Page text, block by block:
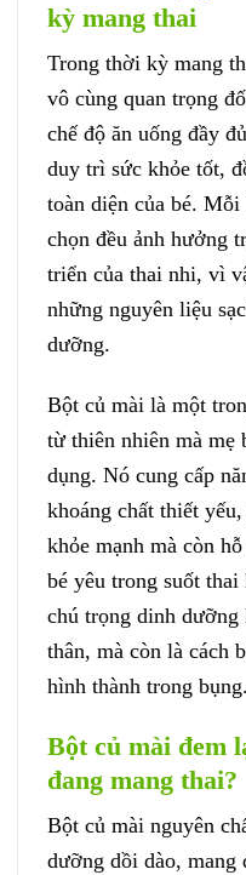
kỳ mang thai
Trong thời kỳ mang
vô cùng quan trọng
chế độ ăn uống đầy
duy trì sức khỏe tốt,
toàn diện của bé.
chọn đều ảnh hưởng
triển của thai nhi, vì
những nguyên liệu
dưỡng.
Bột củ mài là một
từ thiên nhiên mà mẹ
dụng. Nó cung cấp
khoáng chất thiết
khỏe mạnh mà còn
bé yêu trong suốt
chú trọng dinh dưỡng
thân, mà còn là cách
hình thành trong bụng.
Bột củ mài đem
đang mang thai?
Bột củ mài nguyên
dưỡng dồi dào,